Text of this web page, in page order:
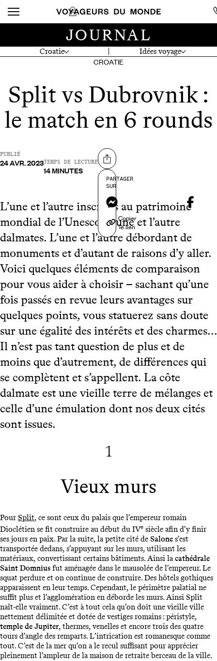
Croatie Idées voyage
JOURNAL
CROATIE
Split vs Dubrovnik :
le match en 6 rounds
PUBLIÉ
24 AVR. 2023TEMPS DE LECTURE
14 MINUTES
Partager sur
PARTAGER
SUR
Messenger
Copier
le lien
L’une et l’autre inscrites au patrimoine
mondial de l’Unesco. L’une et l’autre
dalmates. L’une et l’autre débordant de
monuments et d’autant de raisons d’y aller.
Voici quelques éléments de comparaison
pour vous aider à choisir – sachant qu’une
fois passés en revue leurs avantages sur
quelques points, vous statuerez sans doute
sur une égalité des intérêts et des charmes...
Il n’est pas tant question de plus et de
moins que d’autrement, de différences qui
se complètent et s’appellent. La côte
dalmate est une vieille terre de mélanges et
celle d’une émulation dont nos deux cités
sont issues.
1
Vieux murs
PourSplit, ce sont ceux du palais que l’empereur romain
Dioclétien se fit construire au début du IVe siècle afin d’y finir
ses jours en paix. Par la suite, la petite cité de Salone s’est
transportée dedans, s’appuyant sur les murs, utilisant les
matériaux, convertissant certains bâtiments. Ainsi lacathédrale
Saint Domnius fut aménagée dans le mausolée de l’empereur. Le
squat perdure et on continue de construire. Des hôtels gothiques
apparaissent en leur temps. Cependant, le périmètre palatial ne
suffit plus et l’agglomération en déborde les murs. Ainsi Split
naît-elle vraiment. C’est à tout cela qu’on doit une vieille ville
nettement délimitée et dotée de vestiges romains : péristyle,
temple de Jupiter, thermes, venelles et encore trois des quatre
tours d’angle des remparts. L’intrication est romanesque comme
tout. C’est de la mer qu’on a le recul suffisant pour apprécier
pleinement l’ampleur de la maison de retraite berceau de la ville.